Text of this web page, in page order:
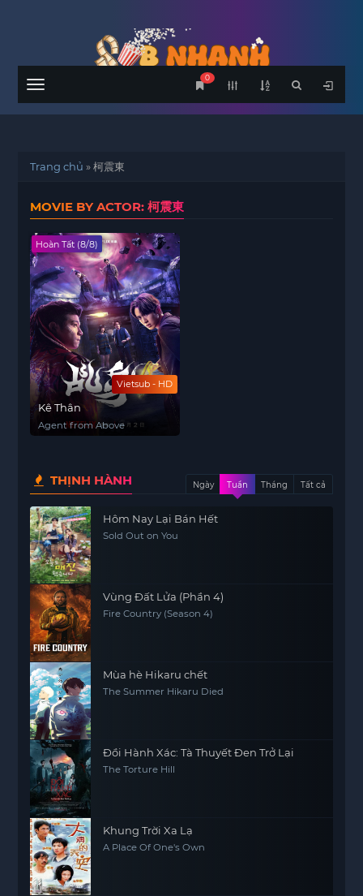
Menu
0
Trang chủ »柯震東
MOVIE BY ACTOR: 柯震東
Vietsub - HD
Hoàn Tất (8/8)
Kê Thân
Agent from Above
THỊNH HÀNH Ngày Tuần Tháng Tất cả
Hôm Nay Lại Bán Hết
Sold Out on You
Vùng Đất Lửa (Phần 4)
Fire Country (Season 4)
Mùa hè Hikaru chết
The Summer Hikaru Died
Đồi Hành Xác: Tà Thuyết Đen Trở Lại
The Torture Hill
Khung Trời Xa Lạ
A Place Of One's Own